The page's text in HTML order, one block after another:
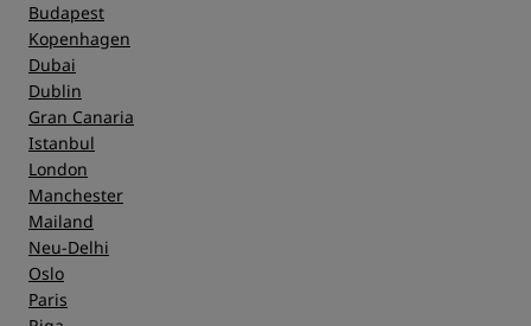
Budapest
Kopenhagen
Dubai
Dublin
Gran Canaria
Istanbul
London
Manchester
Mailand
Neu-Delhi
Oslo
Paris